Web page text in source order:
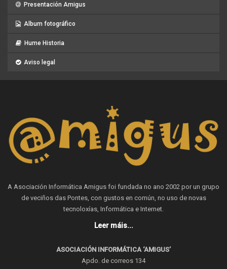
Presentación Amigus
Album fotográfico
Hume Historia
Aviso legal
A Asociación Informática Amigus foi fundada no ano 2002 por un grupo
de veciños das Pontes, con gustos en común, no uso de novas
tecnoloxías, Informática e Internet.
Leer máis...
ASOCIACIÓN INFORMÁTICA ‘AMIGUS’
Apdo. de correos 134